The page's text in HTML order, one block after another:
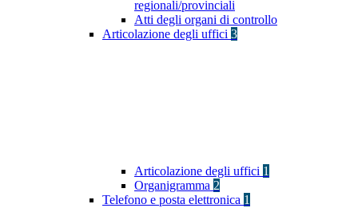
regionali/provinciali
Atti degli organi di controllo
Articolazione degli uffici 3
Articolazione degli uffici 1
Organigramma 2
Telefono e posta elettronica 1